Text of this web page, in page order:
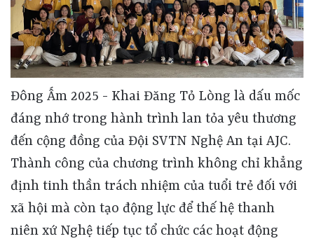
Đông Ấm 2025 - Khai Đăng Tỏ Lòng là dấu mốc
đáng nhớ trong hành trình lan tỏa yêu thương
đến cộng đồng của Đội SVTN Nghệ An tại AJC.
Thành công của chương trình không chỉ khẳng
định tinh thần trách nhiệm của tuổi trẻ đối với
xã hội mà còn tạo động lực để thế hệ thanh
niên xứ Nghệ tiếp tục tổ chức các hoạt động